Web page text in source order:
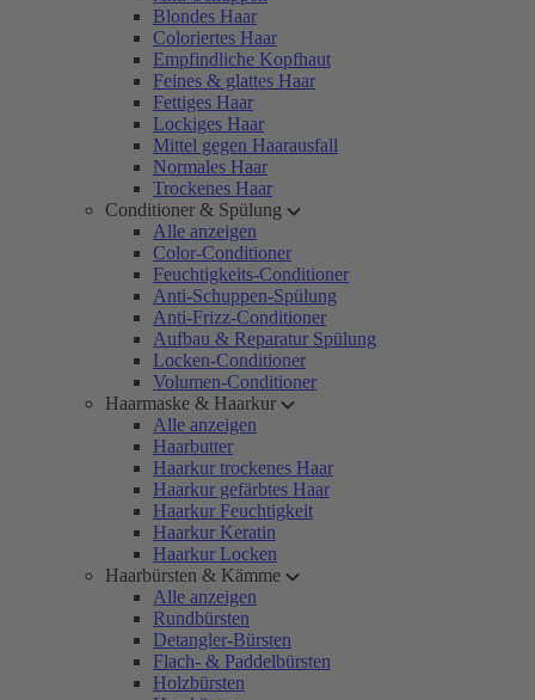
Blondes Haar
Coloriertes Haar
Empfindliche Kopfhaut
Feines & glattes Haar
Fettiges Haar
Lockiges Haar
Mittel gegen Haarausfall
Normales Haar
Trockenes Haar
Conditioner & Spülung
Alle anzeigen
Color-Conditioner
Feuchtigkeits-Conditioner
Anti-Schuppen-Spülung
Anti-Frizz-Conditioner
Aufbau & Reparatur Spülung
Locken-Conditioner
Volumen-Conditioner
Haarmaske & Haarkur
Alle anzeigen
Haarbutter
Haarkur trockenes Haar
Haarkur gefärbtes Haar
Haarkur Feuchtigkeit
Haarkur Keratin
Haarkur Locken
Haarbürsten & Kämme
Alle anzeigen
Rundbürsten
Detangler-Bürsten
Flach- & Paddelbürsten
Holzbürsten